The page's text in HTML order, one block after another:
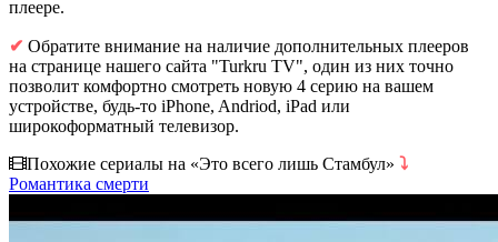
плеере.
✔ Обратите внимание на наличие дополнительных плееров
на странице нашего сайта "Turkru TV", один из них точно
позволит комфортно смотреть новую 4 серию на вашем
устройстве, будь-то iPhone, Andriod, iPad или
широкоформатный телевизор.
Похожие сериалы на «Это всего лишь Стамбул» ⤵
Романтика смерти